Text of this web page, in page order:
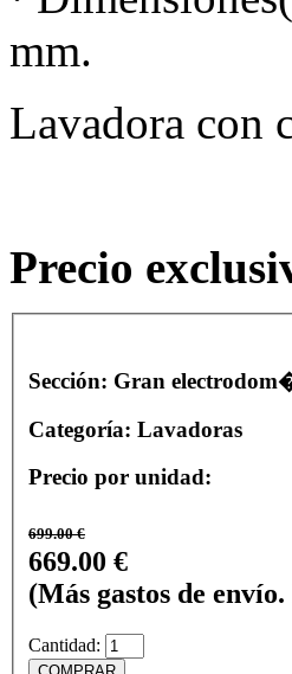
mm.
Lavadora con
Precio
Sección: Gran
Categoría: Lavadoras
Precio por unidad:
699.00 €
669.00 €
(Más gastos de
Cantidad: